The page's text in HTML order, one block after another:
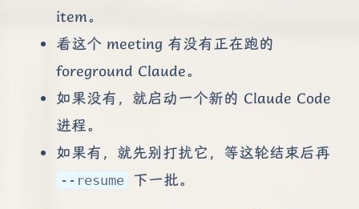
item。
看这个 meeting 有没有正在跑的
foreground Claude。
如果没有，就启动一个新的 Claude Code
进程。
如果有，就先别打扰它，等这轮结束后再
--resume 下一批。